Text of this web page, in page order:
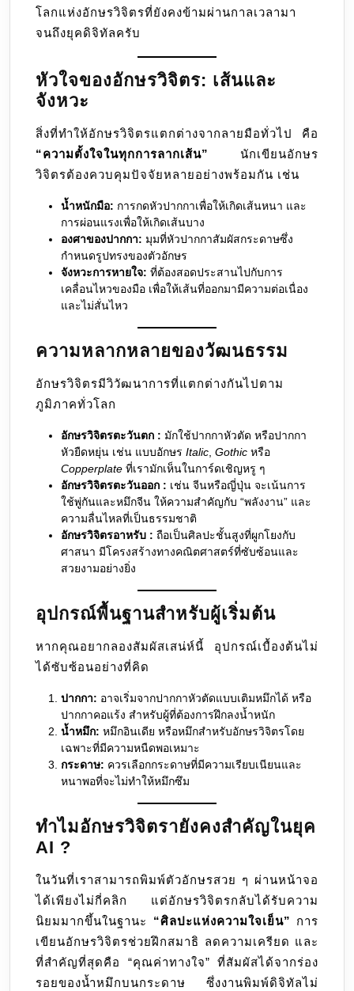
โลกแห่งอักษรวิจิตรที่ยังคงข้ามผ่านกาลเวลามา
จนถึงยุคดิจิทัลครับ
หัวใจของอักษรวิจิตร: เส้นและ
จังหวะ
สิ่งที่ทำให้อักษรวิจิตรแตกต่างจากลายมือทั่วไป คือ
“ความตั้งใจในทุกการลากเส้น”
นักเขียนอักษร
วิจิตรต้องควบคุมปัจจัยหลายอย่างพร้อมกัน เช่น
น้ำหนักมือ: การกดหัวปากกาเพื่อให้เกิดเส้นหนา และ
การผ่อนแรงเพื่อให้เกิดเส้นบาง
องศาของปากกา: มุมที่หัวปากกาสัมผัสกระดาษซึ่ง
กำหนดรูปทรงของตัวอักษร
จังหวะการหายใจ: ที่ต้องสอดประสานไปกับการ
เคลื่อนไหวของมือ เพื่อให้เส้นที่ออกมามีความต่อเนื่อง
และไม่สั่นไหว
ความหลากหลายของวัฒนธรรม
อักษรวิจิตรมีวิวัฒนาการที่แตกต่างกันไปตาม
ภูมิภาคทั่วโลก
อักษรวิจิตรตะวันตก : มักใช้ปากกาหัวตัด หรือปากกา
หัวยืดหยุ่น เช่น แบบอักษร Italic, Gothic หรือ
Copperplate ที่เรามักเห็นในการ์ดเชิญหรู ๆ
อักษรวิจิตรตะวันออก : เช่น จีนหรือญี่ปุ่น จะเน้นการ
ใช้พู่กันและหมึกจีน ให้ความสำคัญกับ “พลังงาน” และ
ความลื่นไหลที่เป็นธรรมชาติ
อักษรวิจิตรอาหรับ : ถือเป็นศิลปะชั้นสูงที่ผูกโยงกับ
ศาสนา มีโครงสร้างทางคณิตศาสตร์ที่ซับซ้อนและ
สวยงามอย่างยิ่ง
อุปกรณ์พื้นฐานสำหรับผู้เริ่มต้น
หากคุณอยากลองสัมผัสเสน่ห์นี้ อุปกรณ์เบื้องต้นไม่
ได้ซับซ้อนอย่างที่คิด
ปากกา: อาจเริ่มจากปากกาหัวตัดแบบเติมหมึกได้ หรือ
ปากกาคอแร้ง สำหรับผู้ที่ต้องการฝึกลงน้ำหนัก
น้ำหมึก: หมึกอินเดีย หรือหมึกสำหรับอักษรวิจิตรโดย
เฉพาะที่มีความหนืดพอเหมาะ
กระดาษ: ควรเลือกกระดาษที่มีความเรียบเนียนและ
หนาพอที่จะไม่ทำให้หมึกซึม
ทำไมอักษรวิจิตรายังคงสำคัญในยุค
AI ?
ในวันที่เราสามารถพิมพ์ตัวอักษรสวย ๆ ผ่านหน้าจอ
ได้เพียงไม่กี่คลิก แต่อักษรวิจิตรกลับได้รับความ
นิยมมากขึ้นในฐานะ “ศิลปะแห่งความใจเย็น” การ
เขียนอักษรวิจิตรช่วยฝึกสมาธิ ลดความเครียด และ
ที่สำคัญที่สุดคือ “คุณค่าทางใจ” ที่สัมผัสได้จากร่อง
รอยของน้ำหมึกบนกระดาษ ซึ่งงานพิมพ์ดิจิทัลไม่